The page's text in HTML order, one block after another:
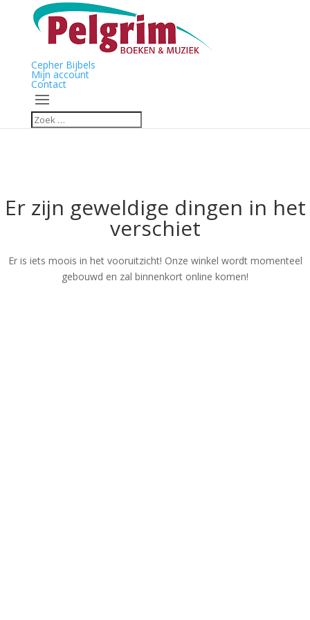
Cepher Bijbels
Mijn account
Contact
Er zijn geweldige dingen in het
verschiet
Er is iets moois in het vooruitzicht! Onze winkel wordt momenteel
gebouwd en zal binnenkort online komen!